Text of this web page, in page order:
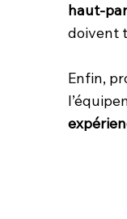
haut-
doivent
Enfin,